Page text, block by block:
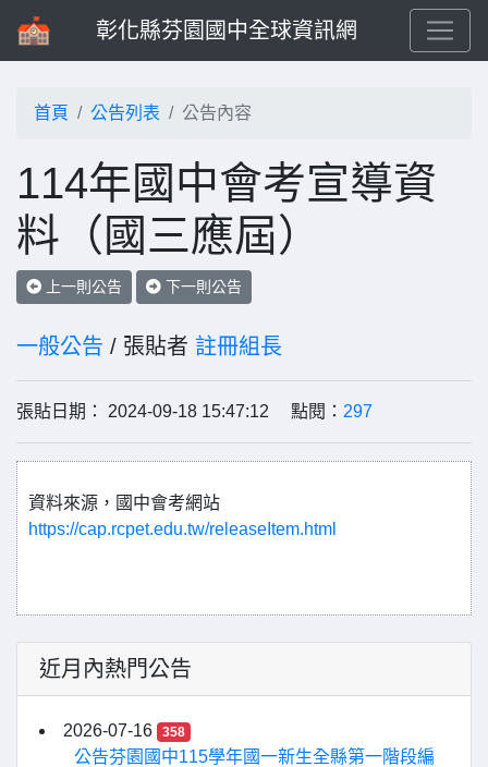
彰化縣芬園國中全球資訊網
首頁 公告列表 公告內容
114年國中會考宣導資
料（國三應屆）
上一則公告 下一則公告
一般公告 / 張貼者 註冊組長
張貼日期： 2024-09-18 15:47:12 點閱： 297
資料來源，國中會考網站
https://cap.rcpet.edu.tw/releaseItem.html
近月內熱門公告
2026-07-16 358
公告芬園國中115學年國一新生全縣第一階段編